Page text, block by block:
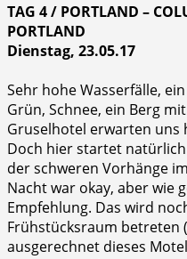
TAG 4 / PORTLAND –
PORTLAND
Dienstag, 23.05.17
Sehr hohe Wasserfälle,
Grün, Schnee, ein Berg
Gruselhotel erwarten uns
Doch hier startet
der schweren Vorhänge
Nacht war okay, aber wie
Empfehlung. Das wird
Frühstücksraum betreten
ausgerechnet dieses